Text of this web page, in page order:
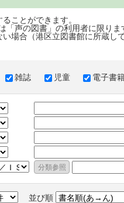
ことができます。
声の図書」の利用者に限りま
場合（港区立図書館に所蔵し
雑誌 児童 電子
並び順